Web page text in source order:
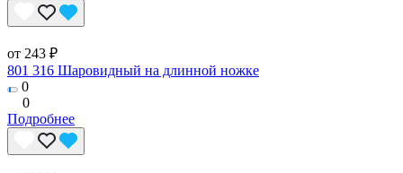
от 243 ₽
801 316 Шаровидный на длинной ножке
0
0
Подробнее